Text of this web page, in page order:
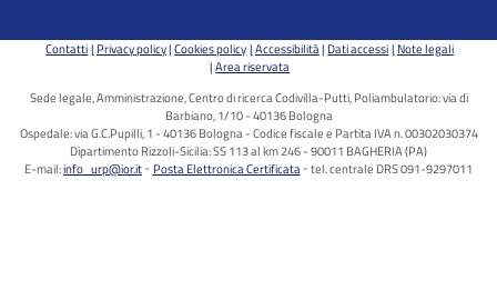
Contatti Privacy policy Cookies policy Accessibilità Dati accessi Note legali
Area riservata
Sede legale, Amministrazione, Centro di ricerca Codivilla-Putti, Poliambulatorio: via di
Barbiano, 1/10 - 40136 Bologna
Ospedale: via G.C.Pupilli, 1 - 40136 Bologna - Codice fiscale e Partita IVA n. 00302030374
Dipartimento Rizzoli-Sicilia: SS 113 al km 246 - 90011 BAGHERIA (PA)
E-mail:info_urp@ior.it Posta Elettronica Certificata tel. centrale DRS 091-9297011